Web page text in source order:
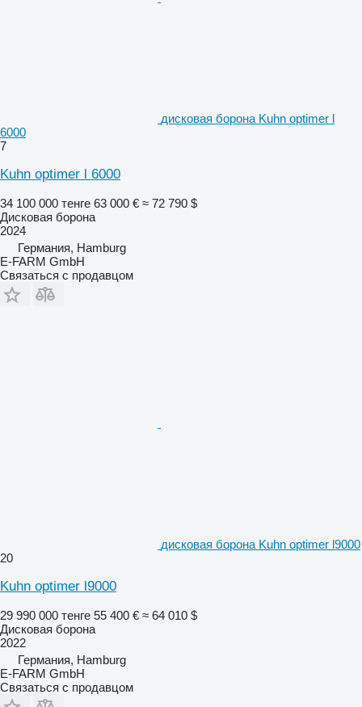
дисковая борона Kuhn optimer l
6000
7
Kuhn optimer l 6000
34 100 000 тенге 63 000 € ≈ 72 790 $
Дисковая борона
2024
Германия, Hamburg
E-FARM GmbH
Связаться с продавцом
дисковая борона Kuhn optimer l9000
20
Kuhn optimer l9000
29 990 000 тенге 55 400 € ≈ 64 010 $
Дисковая борона
2022
Германия, Hamburg
E-FARM GmbH
Связаться с продавцом